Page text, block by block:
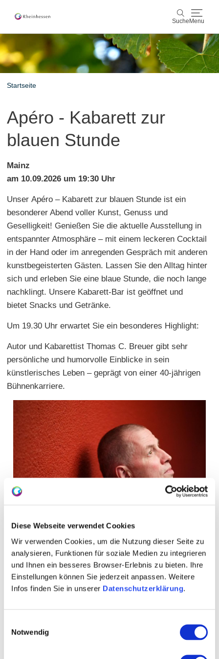
Diese Webseite verwendet Cookies
Wir verwenden Cookies, um die Nutzung dieser Seite zu
analysieren, Funktionen für soziale Medien zu integrieren
und Ihnen ein besseres Browser-Erlebnis zu bieten. Ihre
Einstellungen können Sie jederzeit anpassen. Weitere
Infos finden Sie in unserer Datenschutzerklärung.
Notwendig
Suche Menu
Suche
Wein & Genuss
Veranstaltungen
Shop Rheinhessen-Blog
Startseite
Apéro - Kabarett zur
blauen Stunde
Mainz
am 10.09.2026 um 19:30 Uhr
Unser Apéro – Kabarett zur blauen Stunde ist ein
besonderer Abend voller Kunst, Genuss und
Geselligkeit! Genießen Sie die aktuelle Ausstellung in
entspannter Atmosphäre – mit einem leckeren Cocktail
in der Hand oder im anregenden Gespräch mit anderen
kunstbegeisterten Gästen. Lassen Sie den Alltag hinter
sich und erleben Sie eine blaue Stunde, die noch lange
nachklingt. Unsere Kabarett-Bar ist geöffnet und
bietet Snacks und Getränke.
Um 19.30 Uhr erwartet Sie ein besonderes Highlight:
Autor und Kabarettist Thomas C. Breuer gibt sehr
persönliche und humorvolle Einblicke in sein
künstlerisches Leben – geprägt von einer 40-jährigen
Bühnenkarriere.
WEITERE TERMINE
KONTAKT